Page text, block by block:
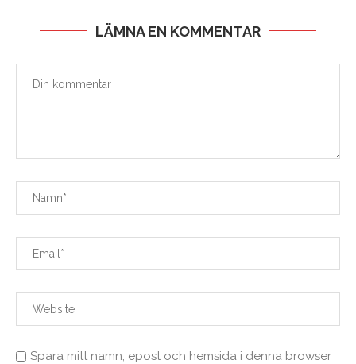
LÄMNA EN KOMMENTAR
Spara mitt namn, epost och hemsida i denna browser